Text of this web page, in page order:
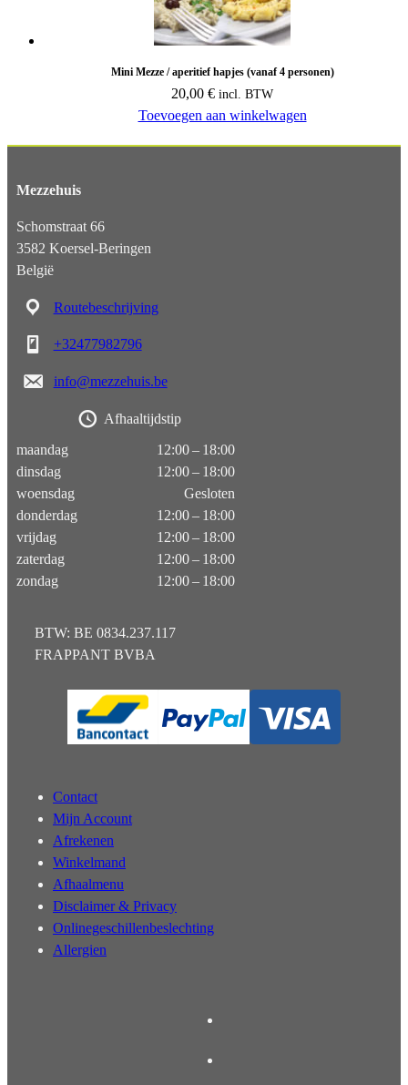
Mini Mezze / aperitief hapjes (vanaf 4 personen)
20,00 € incl. BTW
Toevoegen aan winkelwagen
Mezzehuis
Schomstraat 66
3582 Koersel-Beringen
België
Routebeschrijving
+32477982796
info@mezzehuis.be
Afhaaltijdstip
maandag
12:00 – 18:00
dinsdag
12:00 – 18:00
woensdag
Gesloten
donderdag
12:00 – 18:00
vrijdag
12:00 – 18:00
zaterdag
12:00 – 18:00
zondag
12:00 – 18:00
BTW: BE 0834.237.117
FRAPPANT BVBA
Contact
Mijn Account
Afrekenen
Winkelmand
Afhaalmenu
Disclaimer & Privacy
Onlinegeschillenbeslechting
Allergien